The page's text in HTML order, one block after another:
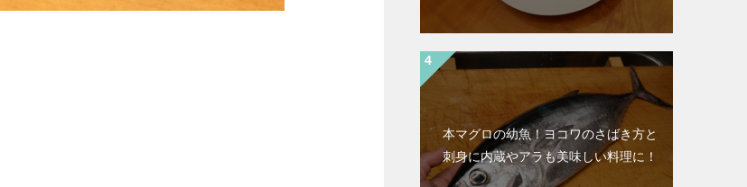
本マグロの幼魚！ヨコワのさばき方と
刺身に内蔵やアラも美味しい料理に！